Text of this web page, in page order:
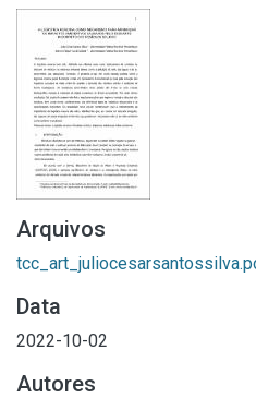
Arquivos
Data
2022-10-02
Autores